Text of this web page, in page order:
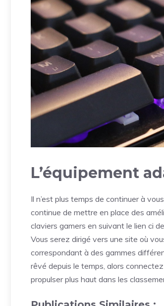
L’équipement
Il n’est plus temps de continuer à
continue de mettre en place des
claviers gamers en suivant le lien ci
Vous serez dirigé vers une site où
correspondant à des gammes
rêvé depuis le temps, alors
propulser plus haut dans les